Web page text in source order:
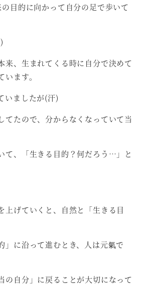
目的に向かって自分の足で歩いて
来、生まれてくる時に自分で決めて
ます。
いましたが(汗)
てたので、分からなくなっていて当
て、「生きる目的？何だろう…」と
上げていくと、自然と「生きる目
」に沿って進むとき、人は元氣で
の自分」に戻ることが大切になって